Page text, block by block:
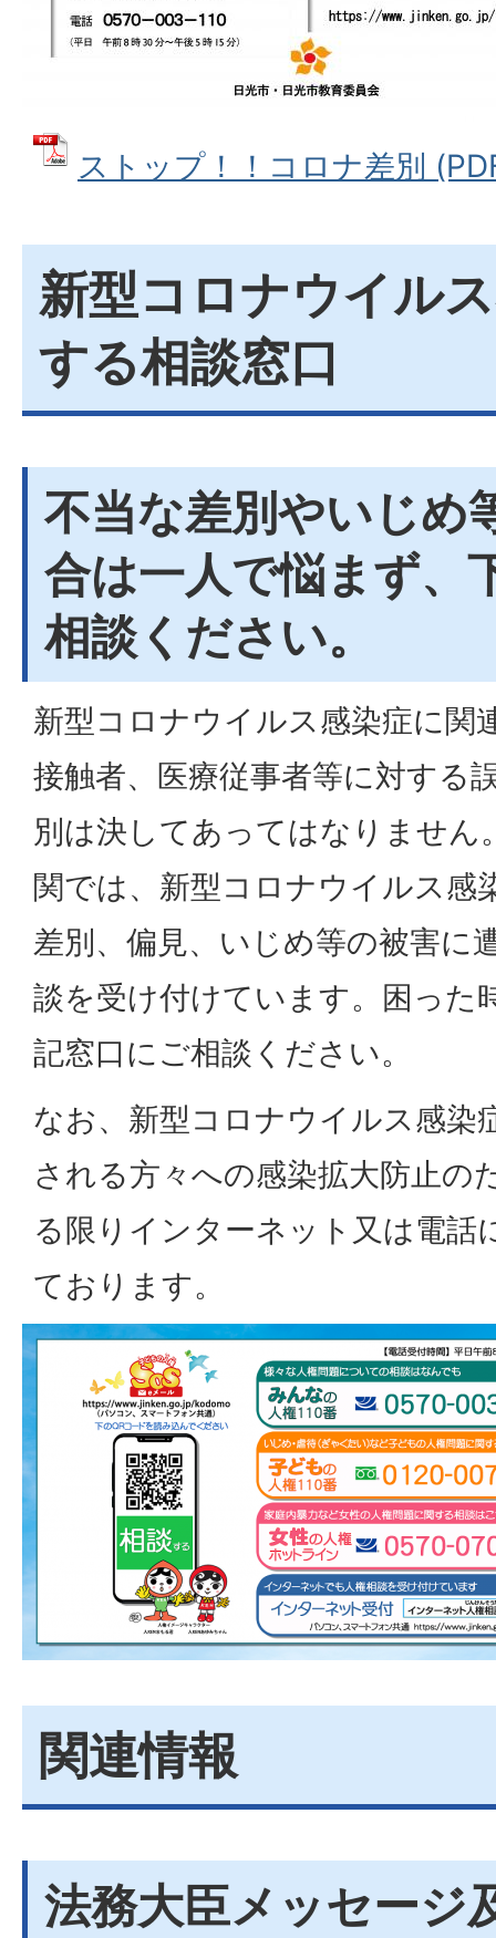
ストップ！！コロナ差別
新型コロナウイル
する相談窓口
不当な差別やいじめ
合は一人で悩まず、
相談ください。
新型コロナウイルス感染症に関
接触者、医療従事者等に対する
別は決してあってはなりません
関では、新型コロナウイルス感
差別、偏見、いじめ等の被害に
談を受け付けています。困った
記窓口にご相談ください。
なお、新型コロナウイルス感染
される方々への感染拡大防止の
る限りインターネット又は電話
ております。
関連情報
法務大臣メッセージ